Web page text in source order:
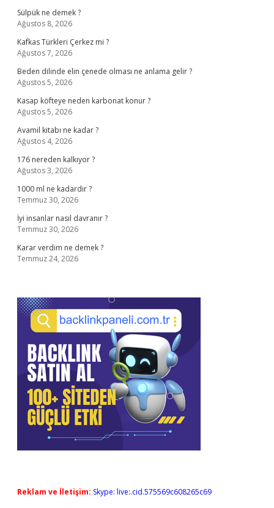
Sülpük ne demek ?
Ağustos 8, 2026
Kafkas Türkleri Çerkez mi ?
Ağustos 7, 2026
Beden dilinde elin çenede olması ne anlama gelir ?
Ağustos 5, 2026
Kasap köfteye neden karbonat konur ?
Ağustos 5, 2026
Avamil kitabı ne kadar ?
Ağustos 4, 2026
176 nereden kalkıyor ?
Ağustos 3, 2026
1000 ml ne kadardır ?
Temmuz 30, 2026
İyi insanlar nasıl davranır ?
Temmuz 30, 2026
Karar verdim ne demek ?
Temmuz 24, 2026
Reklam ve İletişim: Skype: live:.cid.575569c608265c69